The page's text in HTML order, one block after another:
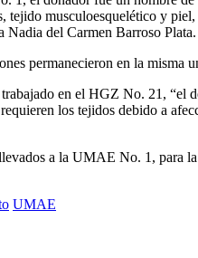
tejido musculoesquelético y
Nadia del Carmen Barroso Plata.
permanecieron en la
en el HGZ No. 21, “el
los tejidos debido a
a la UMAE No. 1, para
UMAE